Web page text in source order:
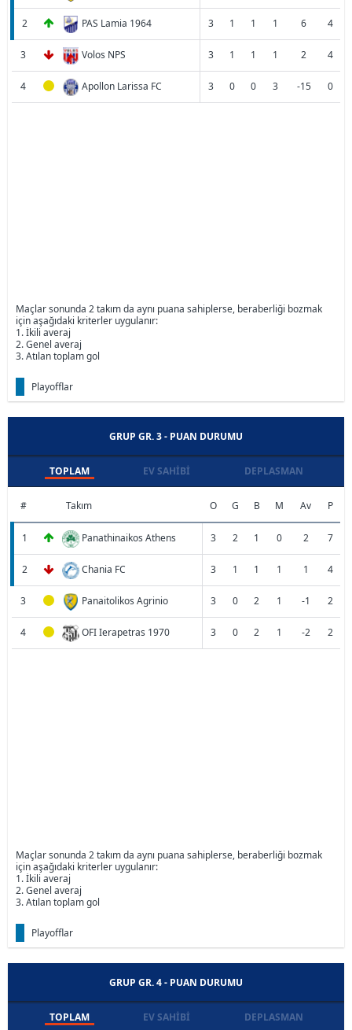
2 PAS Lamia 1964 3 1 1 1 6 4
3 Volos NPS 3 1 1 1 2 4
4 Apollon Larissa FC 3 0 0 3 -15 0
Maçlar sonunda 2 takım da aynı puana sahiplerse, beraberliği bozmak
için aşağıdaki kriterler uygulanır:
1. İkili averaj
2. Genel averaj
3. Atılan toplam gol
Playofflar
GRUP GR. 3 - PUAN DURUMU
TOPLAM EV SAHIBI DEPLASMAN
# Takım O G B M Av P
1 Panathinaikos Athens 3 2 1 0 2 7
2 Chania FC 3 1 1 1 1 4
3 Panaitolikos Agrinio 3 0 2 1 -1 2
4 OFI Ierapetras 1970 3 0 2 1 -2 2
Maçlar sonunda 2 takım da aynı puana sahiplerse, beraberliği bozmak
için aşağıdaki kriterler uygulanır:
1. İkili averaj
2. Genel averaj
3. Atılan toplam gol
Playofflar
GRUP GR. 4 - PUAN DURUMU
TOPLAM EV SAHIBI DEPLASMAN